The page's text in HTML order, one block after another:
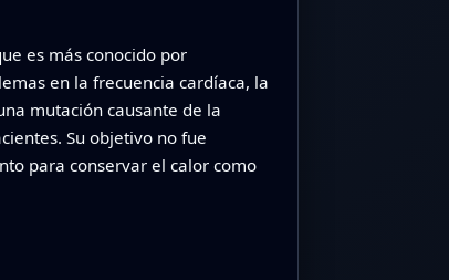
es más conocido por
en la frecuencia cardíaca, la
mutación causante de la
Su objetivo no fue
para conservar el calor como